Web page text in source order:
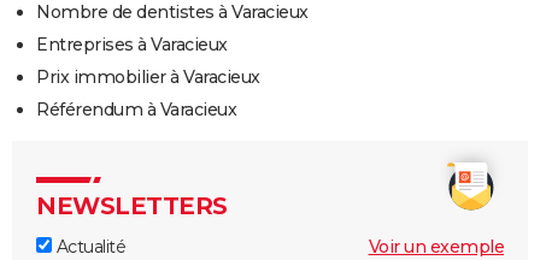
Nombre de dentistes à Varacieux
Entreprises à Varacieux
Prix immobilier à Varacieux
Référendum à Varacieux
NEWSLETTERS
Actualité
Voir un exemple